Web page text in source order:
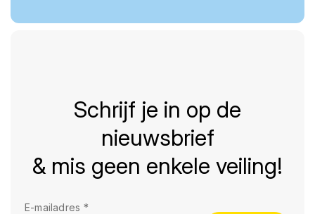
Schrijf je in op de
nieuwsbrief
& mis geen enkele veiling!
E-mailadres *